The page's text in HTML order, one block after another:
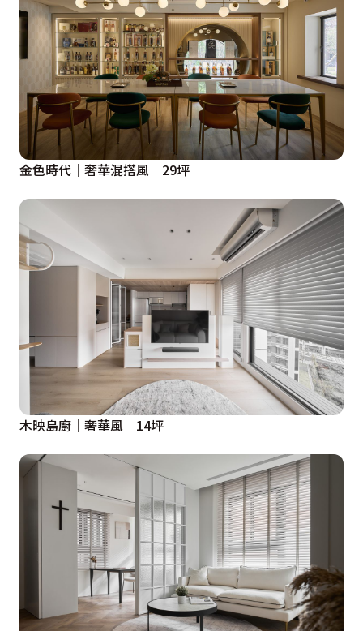
金色時代│奢華混搭風│29坪
木映島廚│奢華風│14坪